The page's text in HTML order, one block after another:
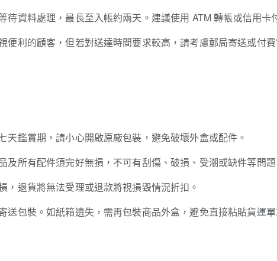
待資料處理，最長至入帳約兩天。建議使用 ATM 轉帳或信用卡
便利的顧客，但若對送達時間要求較高，請考慮郵局寄送或付
天鑑賞期，請小心開啟原廠包裝，避免破壞外盒或配件。
及所有配件須完好無損，不可有刮傷、破損、受潮或缺件等問題
，退貨將無法受理或退款將視損毀情況折扣。
送包裝。如紙箱遺失，需再包裝商品外盒，避免直接粘貼貨運